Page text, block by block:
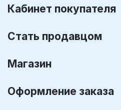
Кабинет покупателя
Стать продавцом
Магазин
Оформление заказа